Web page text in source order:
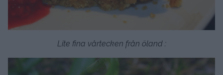
Lite fina vårtecken från öland :